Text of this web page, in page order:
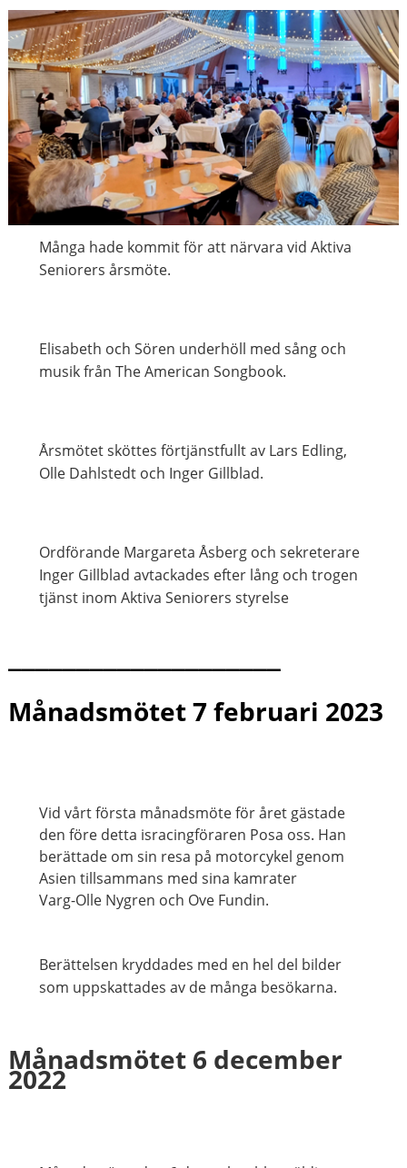
Många hade kommit för att närvara vid Aktiva
Seniorers årsmöte.
Elisabeth och Sören underhöll med sång och
musik från The American Songbook.
Årsmötet sköttes förtjänstfullt av Lars Edling,
Olle Dahlstedt och Inger Gillblad.
Ordförande Margareta Åsberg och sekreterare
Inger Gillblad avtackades efter lång och trogen
tjänst inom Aktiva Seniorers styrelse
Månadsmötet 7 februari 2023
Vid vårt första månadsmöte för året gästade
den före detta isracingföraren Posa oss. Han
berättade om sin resa på motorcykel genom
Asien tillsammans med sina kamrater
Varg-Olle Nygren och Ove Fundin.
Berättelsen kryddades med en hel del bilder
som uppskattades av de många besökarna.
Månadsmötet 6 december
2022